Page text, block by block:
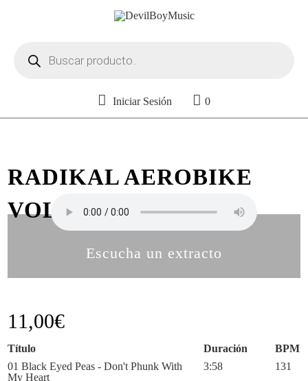
productos
Iniciar Sesión 0
RADIKAL AEROBIKE
VOL. 19
Escucha un extracto
11,00€
Título Duración
BPM
01 Black Eyed Peas - Don't Phunk With
My Heart
3:58 131